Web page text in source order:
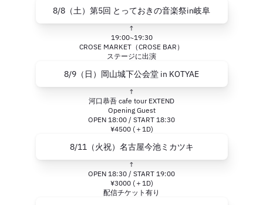
8/8（土）第5回 とっておきの音楽祭in岐阜
↑
19:00~19:30
CROSE MARKET（CROSE BAR）
ステージに出演
8/9（日）岡山城下公会堂 in KOTYAE
↑
河口恭吾 cafe tour EXTEND
Opening Guest
OPEN 18:00 / START 18:30
¥4500 (＋1D)
8/11（火祝）名古屋今池ミカツキ
↑
OPEN 18:30 / START 19:00
¥3000 (＋1D)
配信チケット有り